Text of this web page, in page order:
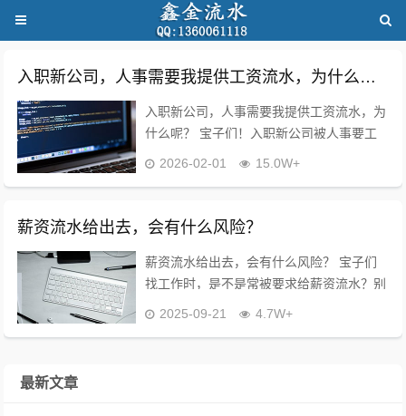
入职新公司，人事需要我提供工资流水，为什么呢？
入职新公司，人事需要我提供工资流水，为
什么呢？ 宝子们！入职新公司被人事要工
2026-02-01 15.0W+
薪资流水给出去，会有什么风险？
薪资流水给出去，会有什么风险？ 宝子们
找工作时，是不是常被要求给薪资流水？别
2025-09-21 4.7W+
最新文章